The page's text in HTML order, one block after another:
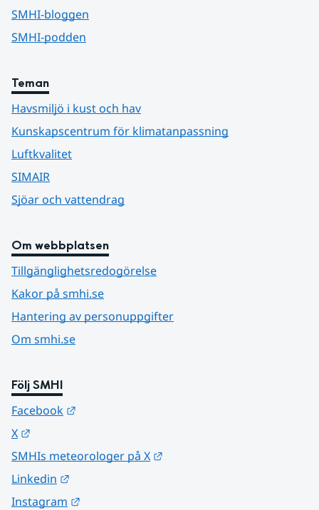
SMHI-bloggen
SMHI-podden
Teman
Havsmiljö i kust och hav
Kunskapscentrum för klimatanpassning
Luftkvalitet
SIMAIR
Sjöar och vattendrag
Om webbplatsen
Tillgänglighetsredogörelse
Kakor på smhi.se
Hantering av personuppgifter
Om smhi.se
Följ SMHI
Facebook
X
SMHIs meteorologer på X
Linkedin
Instagram